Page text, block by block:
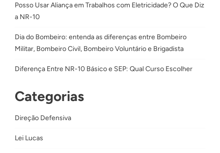
Posso Usar Aliança em Trabalhos com Eletricidade? O Que Diz
a NR-10
Dia do Bombeiro: entenda as diferenças entre Bombeiro
Militar, Bombeiro Civil, Bombeiro Voluntário e Brigadista
Diferença Entre NR-10 Básico e SEP: Qual Curso Escolher
Categorias
Direção Defensiva
Lei Lucas